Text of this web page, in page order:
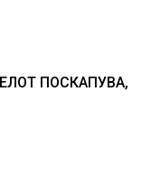
ПОСКАПУВА,